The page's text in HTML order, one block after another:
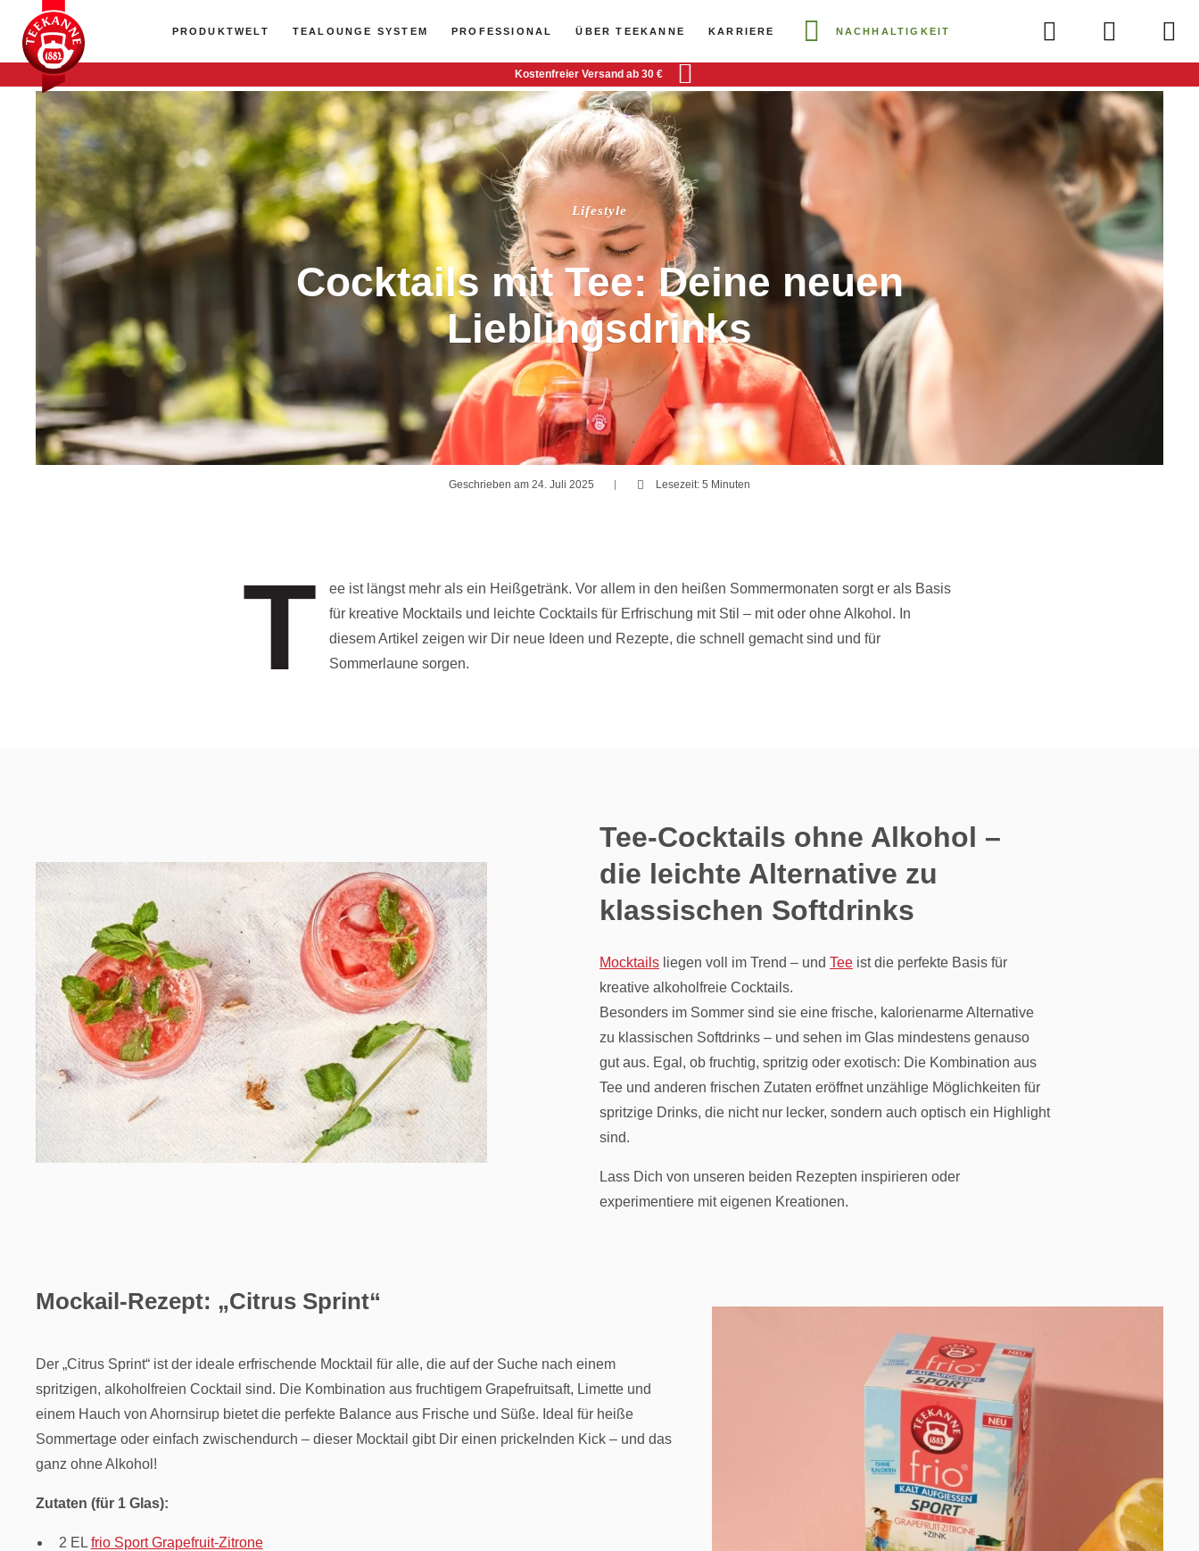
PRODUKTWELT TEALOUNGE SYSTEM PROFESSIONAL ÜBER TEEKANNE KARRIERE NACHHALTIGKEIT
Kostenfreier Versand ab 30 €
Lifestyle
Cocktails mit Tee: Deine neuen
Lieblingsdrinks
Geschrieben am 24. Juli 2025 Lesezeit: 5 Minuten
T
ee ist längst mehr als ein Heißgetränk. Vor allem in den heißen Sommermonaten sorgt er als Basis
für kreative Mocktails und leichte Cocktails für Erfrischung mit Stil – mit oder ohne Alkohol. In
diesem Artikel zeigen wir Dir neue Ideen und Rezepte, die schnell gemacht sind und für
Sommerlaune sorgen.
Tee-Cocktails ohne Alkohol –
die leichte Alternative zu
klassischen Softdrinks
Mocktailsliegen voll im Trend – und Teeist die perfekte Basis für
kreative alkoholfreie Cocktails.
Besonders im Sommer sind sie eine frische, kalorienarme Alternative
zu klassischen Softdrinks – und sehen im Glas mindestens genauso
gut aus. Egal, ob fruchtig, spritzig oder exotisch: Die Kombination aus
Tee und anderen frischen Zutaten eröffnet unzählige Möglichkeiten für
spritzige Drinks, die nicht nur lecker, sondern auch optisch ein Highlight
sind.
Lass Dich von unseren beiden Rezepten inspirieren oder
experimentiere mit eigenen Kreationen.
Mockail-Rezept: „Citrus Sprint“
Der „Citrus Sprint“ ist der ideale erfrischende Mocktail für alle, die auf der Suche nach einem
spritzigen, alkoholfreien Cocktail sind. Die Kombination aus fruchtigem Grapefruitsaft, Limette und
einem Hauch von Ahornsirup bietet die perfekte Balance aus Frische und Süße. Ideal für heiße
Sommertage oder einfach zwischendurch – dieser Mocktail gibt Dir einen prickelnden Kick – und das
ganz ohne Alkohol!
Zutaten (für 1 Glas):
2 EL frio Sport Grapefruit-Zitrone